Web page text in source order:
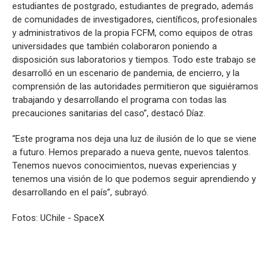
estudiantes de postgrado, estudiantes de pregrado, además
de comunidades de investigadores, científicos, profesionales
y administrativos de la propia FCFM, como equipos de otras
universidades que también colaboraron poniendo a
disposición sus laboratorios y tiempos. Todo este trabajo se
desarrolló en un escenario de pandemia, de encierro, y la
comprensión de las autoridades permitieron que siguiéramos
trabajando y desarrollando el programa con todas las
precauciones sanitarias del caso”, destacó Díaz.
“Este programa nos deja una luz de ilusión de lo que se viene
a futuro. Hemos preparado a nueva gente, nuevos talentos.
Tenemos nuevos conocimientos, nuevas experiencias y
tenemos una visión de lo que podemos seguir aprendiendo y
desarrollando en el país”, subrayó.
Fotos: UChile - SpaceX